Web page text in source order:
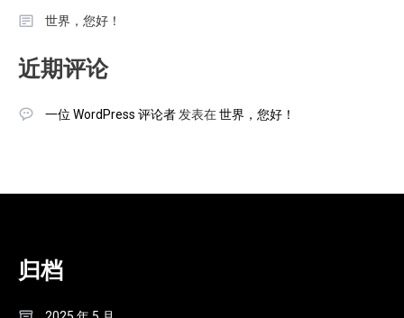
世界，您好！
近期评论
一位 WordPress 评论者 发表在世界，您好！
归档